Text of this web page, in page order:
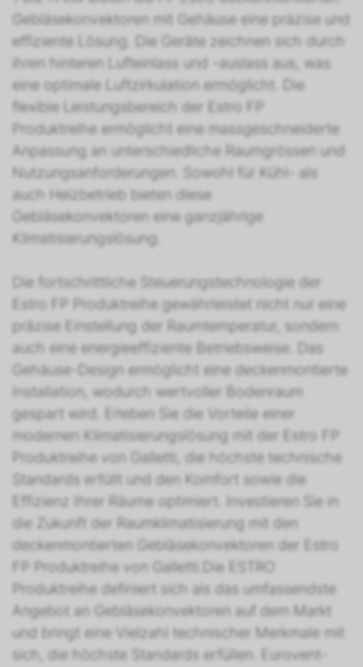
Gebläsekonvektoren mit Gehäuse eine präzise und
effiziente Lösung. Die Geräte zeichnen sich durch
ihren hinteren Lufteinlass und -auslass aus, was
eine optimale Luftzirkulation ermöglicht. Die
flexible Leistungsbereich der Estro FP
Produktreihe ermöglicht eine massgeschneiderte
Anpassung an unterschiedliche Raumgrössen und
Nutzungsanforderungen. Sowohl für Kühl- als
auch Heizbetrieb bieten diese
Gebläsekonvektoren eine ganzjährige
Klimatisierungslösung.
Die fortschrittliche Steuerungstechnologie der
Estro FP Produktreihe gewährleistet nicht nur eine
präzise Einstellung der Raumtemperatur, sondern
auch eine energieeffiziente Betriebsweise. Das
Gehäuse-Design ermöglicht eine deckenmontierte
Installation, wodurch wertvoller Bodenraum
gespart wird. Erleben Sie die Vorteile einer
modernen Klimatisierungslösung mit der Estro FP
Produktreihe von Galletti, die höchste technische
Standards erfüllt und den Komfort sowie die
Effizienz Ihrer Räume optimiert. Investieren Sie in
die Zukunft der Raumklimatisierung mit den
deckenmontierten Gebläsekonvektoren der Estro
FP Produktreihe von Galletti.Die ESTRO
Produktreihe definiert sich als das umfassendste
Angebot an Gebläsekonvektoren auf dem Markt
und bringt eine Vielzahl technischer Merkmale mit
sich, die höchste Standards erfüllen. Eurovent-